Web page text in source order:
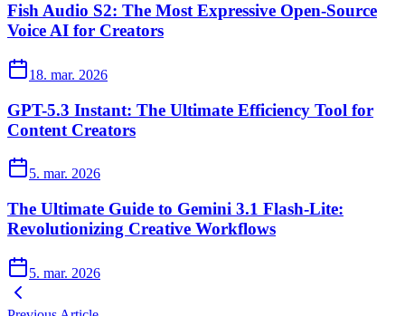
Fish Audio S2: The Most Expressive Open-Source
Voice AI for Creators
18. mar. 2026
GPT-5.3 Instant: The Ultimate Efficiency Tool for
Content Creators
5. mar. 2026
The Ultimate Guide to Gemini 3.1 Flash-Lite:
Revolutionizing Creative Workflows
5. mar. 2026